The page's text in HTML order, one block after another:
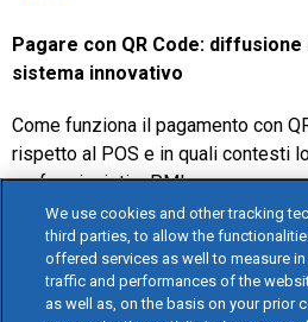
Pagare con QR Code:
sistema innovativo
Come funziona il pagamento con
rispetto al POS e in quali contesti
professionisti e PMI.
17.07.2026|Redazione
We use cookies and other tracking
third parties, to allow the
offered services as well to measure
traffic and performances of the
as well as, on the basis on your prior